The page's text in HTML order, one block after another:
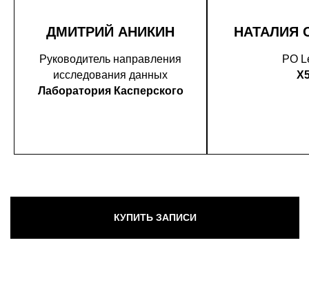
ДМИТРИЙ АНИКИН
Руководитель направления
исследования данных
Лаборатория Касперского
НАТАЛИЯ
PO